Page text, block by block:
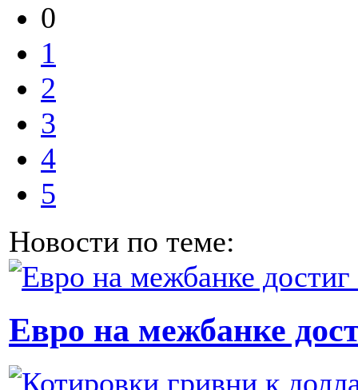
0
1
2
3
4
5
Новости по теме:
Евро на межбанке